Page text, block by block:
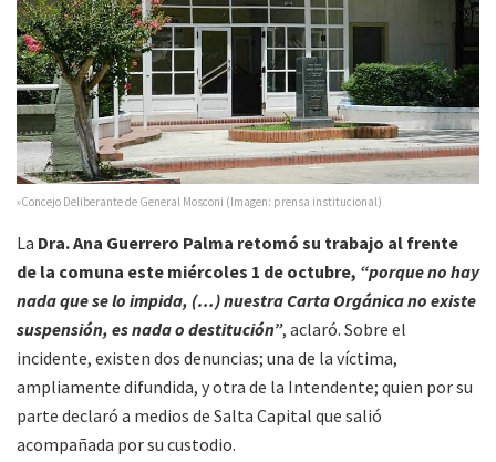
»Concejo Deliberante de General Mosconi (Imagen: prensa institucional)
La Dra. Ana Guerrero Palma retomó su trabajo al frente
de la comuna este miércoles 1 de octubre, “porque no hay
nada que se lo impida, (…) nuestra Carta Orgánica no existe
suspensión, es nada o destitución”, aclaró. Sobre el
incidente, existen dos denuncias; una de la víctima,
ampliamente difundida, y otra de la Intendente; quien por su
parte declaró a medios de Salta Capital que salió
acompañada por su custodio.